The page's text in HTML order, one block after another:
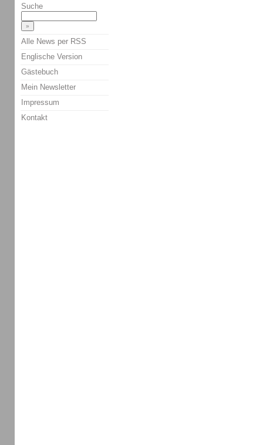
Suche
Alle News per RSS
Englische Version
Gästebuch
Mein Newsletter
Impressum
Kontakt